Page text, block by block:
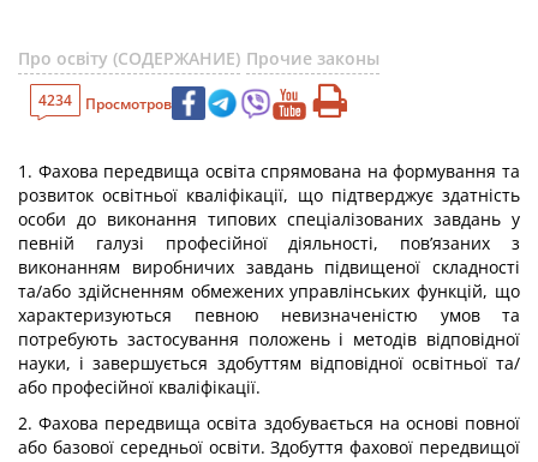
Про освіту (СОДЕРЖАНИЕ) Прочие законы
4234 Просмотров
1. Фахова передвища освіта спрямована на формування та
розвиток освітньої кваліфікації, що підтверджує здатність
особи до виконання типових спеціалізованих завдань у
певній галузі професійної діяльності, пов’язаних з
виконанням виробничих завдань підвищеної складності
та/або здійсненням обмежених управлінських функцій, що
характеризуються певною невизначеністю умов та
потребують застосування положень і методів відповідної
науки, і завершується здобуттям відповідної освітньої та/
або професійної кваліфікації.
2. Фахова передвища освіта здобувається на основі повної
або базової середньої освіти. Здобуття фахової передвищої